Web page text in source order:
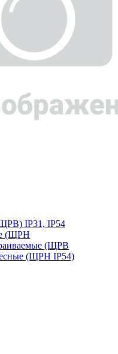
IP31, IP54
(ЩРН
(ЩРВ
(ЩРН IP54)